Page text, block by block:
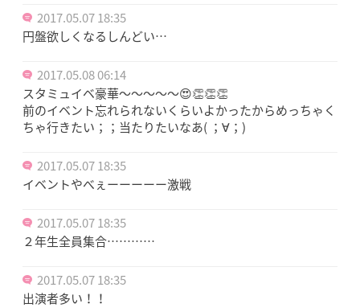
2017.05.07 18:35
円盤欲しくなるしんどい…
2017.05.08 06:14
スタミュイベ豪華～～～～～😍👏👏👏
前のイベント忘れられないくらいよかったからめっちゃく
ちゃ行きたい；；当たりたいなあ( ；∀；)
2017.05.07 18:35
イベントやべぇーーーーー激戦
2017.05.07 18:35
２年生全員集合…………
2017.05.07 18:35
出演者多い！！